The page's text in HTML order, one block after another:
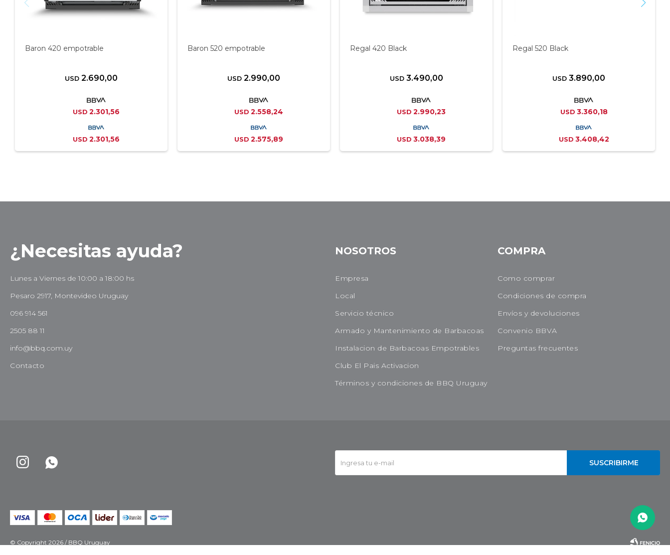
Baron 420 empotrable
USD 2.690,00
USD 2.301,56
USD 2.301,56
Baron 520 empotrable
USD 2.990,00
USD 2.558,24
USD 2.575,89
Regal 420 Black
USD 3.490,00
USD 2.990,23
USD 3.038,39
Regal 520 Black
USD 3.890,00
USD 3.360,18
USD 3.408,42
  SUSCRIBIRME
¿Necesitas ayuda?
Lunes a Viernes de 10:00 a 18:00 hs
Pesaro 2917, Montevideo Uruguay
096 914 561
2505 88 11
info@bbq.com.uy
Contacto
NOSOTROS
Empresa
Local
Servicio técnico
Armado y Mantenimiento de Barbacoas
Instalacion de Barbacoas Empotrables
Club El Pais Activacion
Términos y condiciones de BBQ Uruguay
COMPRA
Como comprar
Condiciones de compra
Envíos y devoluciones
Convenio BBVA
Preguntas frecuentes
© Copyright 2026 / BBQ Uruguay